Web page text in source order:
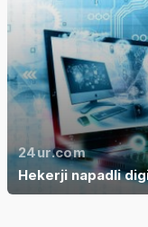
24ur.com
Hekerji napadli